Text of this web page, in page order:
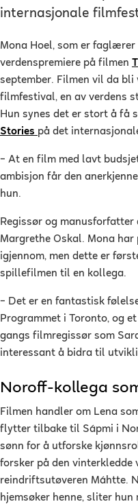
internasjonale
Mona Hoel, som er
verdenspremiere på filmen
september. Filmen vil da
filmfestival, en av verdens
Hun synes det er stort å få
Stories på det
– At en film med lavt
ambisjon får den
hun.
Regissør og
Margrethe Oskal. Mona
igjennom, men dette er
spillefilmen til en kollega.
– Det er en fantastisk
Programmet i Toronto, og
gangs filmregissør som
interessant å bidra til
Noroff-kollega
Filmen handler om Lena
flytter tilbake til Sápmi i
sønn for å utforske
forsker på den vinterkledde
reindriftsutøveren Máhtte.
hjemsøker henne, sliter